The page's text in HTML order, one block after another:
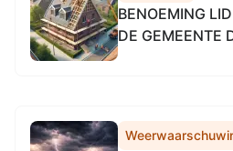
BENOEMING
DE GEMEENTE